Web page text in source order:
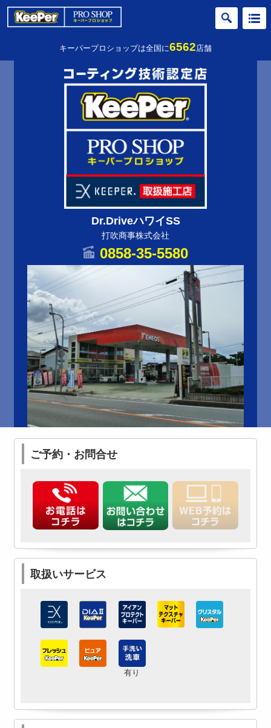
キーパープロショップは全国に6562店舗
Dr.DriveハワイSS
打吹商事株式会社
0858-35-5580
ご予約・お問合せ
取扱いサービス
有り